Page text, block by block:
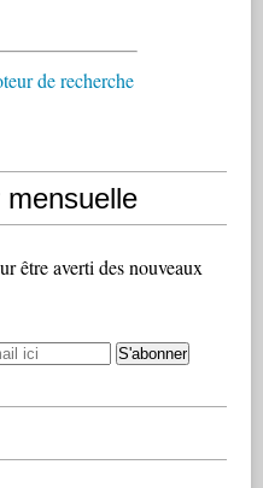
mensuelle
être averti des nouveaux